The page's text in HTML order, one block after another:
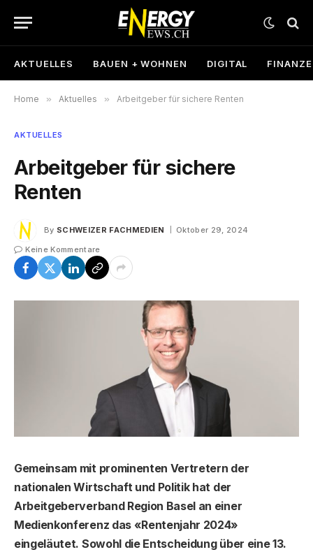
AKTUELLES BAUEN + WOHNEN DIGITAL
Home » Aktuelles » Arbeitgeber für sichere Renten
AKTUELLES
Arbeitgeber für sichere
Renten
By SCHWEIZER FACHMEDIEN
Oktober 29, 2024
Keine Kommentare
Gemeinsam mit prominenten Vertretern der
nationalenWirtschaft und Politik hat der
Arbeitgeberverband Region Basel an einer
Medienkonferenz das «Rentenjahr 2024»
eingeläutet. Sowohl die Entscheidung über eine13.